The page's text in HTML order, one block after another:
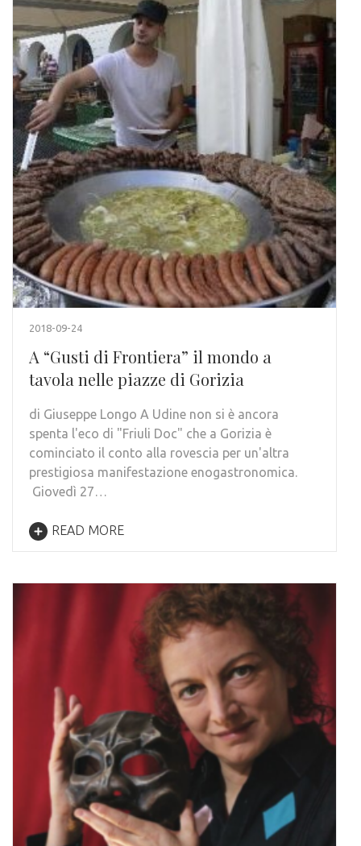
2018-09-24
A “Gusti di Frontiera” il mondo a
tavola nelle piazze di Gorizia
di Giuseppe Longo A Udine non si è ancora
spenta l'eco di "Friuli Doc" che a Gorizia è
cominciato il conto alla rovescia per un'altra
prestigiosa manifestazione enogastronomica.
Giovedì 27…
READ MORE